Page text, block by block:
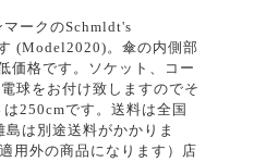
ークのSchmldt's
(Model2020)。傘の内側部
価格です。ソケット、コー
球をお付け致しますのでそ
250cmです。送料は全国
は別途送料がかかりま
用外の商品になります）店